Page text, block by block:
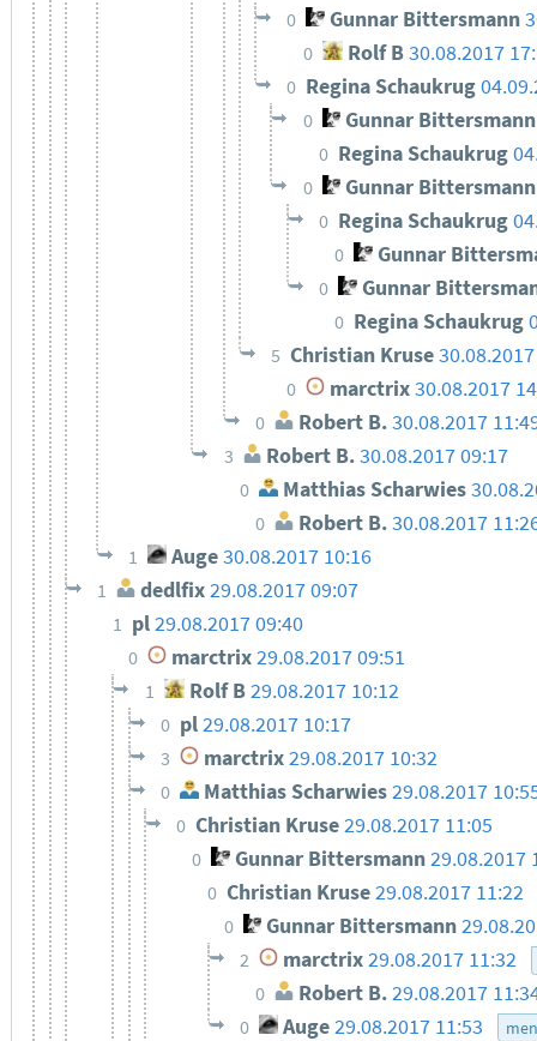
0 Gunnar Bittersmann
0 Rolf B30.08.2017
0 Regina Schaukrug
0 Gunnar Bittersmann
0 Regina Schaukrug
0 Gunnar Bittersmann
0 Regina Schaukrug
0 Gunnar
0 Gunnar
0 Regina Schaukrug
5 Christian Kruse
0 marctrix30.08.2017
0 Robert B.30.08.2017
3 Robert B.30.08.2017 09:17
0 Matthias Scharwies
0 Robert B.30.08.2017
1 Auge30.08.2017 10:16
1 dedlfix29.08.2017 09:07
1 pl29.08.2017 09:40
0 marctrix29.08.2017 09:51
1 Rolf B29.08.2017 10:12
0 pl29.08.2017 10:17
3 marctrix 29.08.2017 10:32
0 Matthias Scharwies 29.08.2017
0 Christian Kruse29.08.2017 11:05
0 Gunnar Bittersmann29.08.2017
0 Christian Kruse29.08.2017 11:22
0 Gunnar Bittersmann
2 marctrix 29.08.2017 11:32
0 Robert B.29.08.2017
0 Auge 29.08.2017 11:53